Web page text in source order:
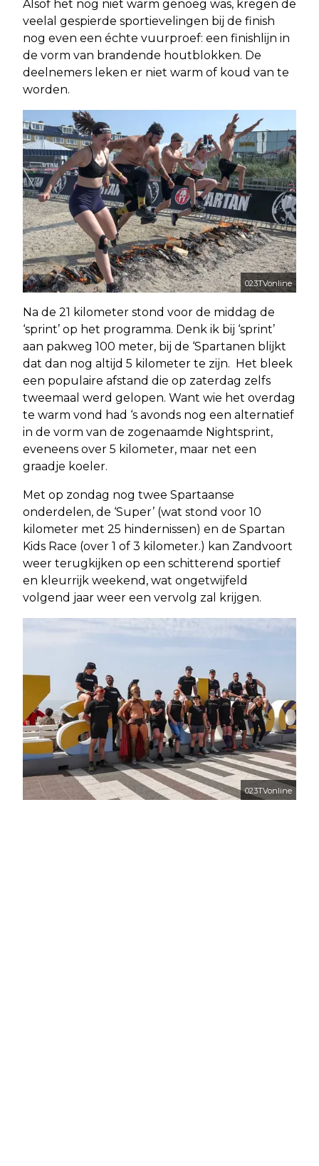
Alsof het nog niet warm genoeg was, kregen de
veelal gespierde sportievelingen bij de finish
nog even een échte vuurproef: een finishlijn in
de vorm van brandende houtblokken. De
deelnemers leken er niet warm of koud van te
worden.
023TVonline
Na de 21 kilometer stond voor de middag de
‘sprint’ op het programma. Denk ik bij ‘sprint’
aan pakweg 100 meter, bij de ‘Spartanen blijkt
dat dan nog altijd 5 kilometer te zijn. Het bleek
een populaire afstand die op zaterdag zelfs
tweemaal werd gelopen. Want wie het overdag
te warm vond had ‘s avonds nog een alternatief
in de vorm van de zogenaamde Nightsprint,
eveneens over 5 kilometer, maar net een
graadje koeler.
Met op zondag nog twee Spartaanse
onderdelen, de ‘Super’ (wat stond voor 10
kilometer met 25 hindernissen) en de Spartan
Kids Race (over 1 of 3 kilometer.) kan Zandvoort
weer terugkijken op een schitterend sportief
en kleurrijk weekend, wat ongetwijfeld
volgend jaar weer een vervolg zal krijgen.
023TVonline